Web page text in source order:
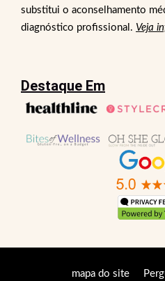
substitui o aconselhamento
diagnóstico profissional. Veja
Destaque Em
mapa do site